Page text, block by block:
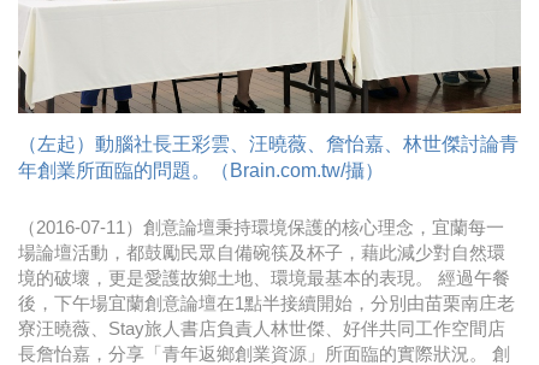
（左起）動腦社長王彩雲、汪曉薇、詹怡嘉、林世傑討論青
年創業所面臨的問題。（Brain.com.tw/攝）
（2016-07-11）創意論壇秉持環境保護的核心理念，宜蘭每一
場論壇活動，都鼓勵民眾自備碗筷及杯子，藉此減少對自然環
境的破壞，更是愛護故鄉土地、環境最基本的表現。 經過午餐
後，下午場宜蘭創意論壇在1點半接續開始，分別由苗栗南庄老
寮汪曉薇、Stay旅人書店負責人林世傑、好伴共同工作空間店
長詹怡嘉，分享「青年返鄉創業資源」所面臨的實際狀況。 創
牛恆泰：媒體產業蛻變關鍵期，數位轉型該怎麼
搞？（上）